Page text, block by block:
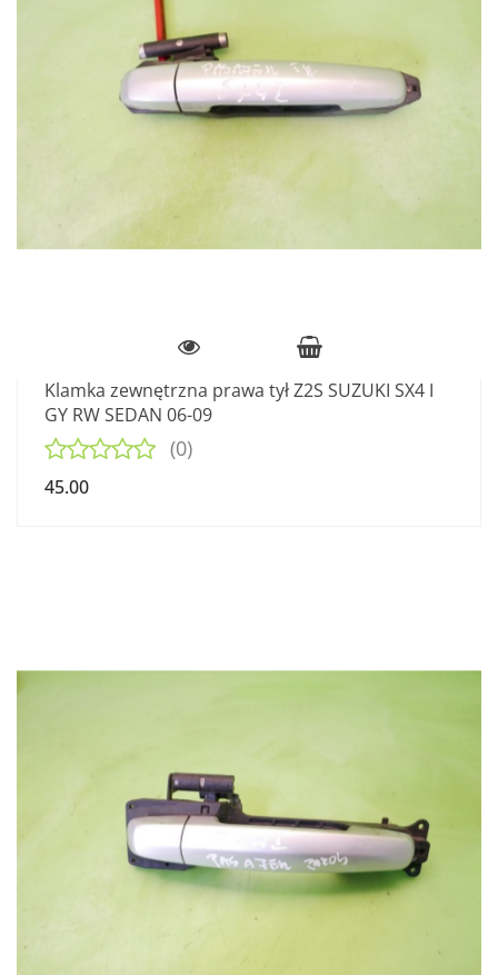
Klamka zewnętrzna prawa tył Z2S SUZUKI SX4 I
GY RW SEDAN 06-09
(0)
45.00